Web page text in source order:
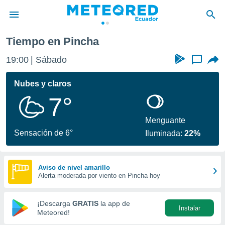
de
ha
calidad.
a este
las
forma
digital
basada
Tiempo en Pincha
19:00 Sábado ...
Nubes y claros
7°
Sensación de 6°
Menguante
Iluminada:22%
Aviso de nivel amarillo
Alerta moderada por viento en Pincha hoy
¡Descarga GRATIS la app de
Meteored!
Instalar